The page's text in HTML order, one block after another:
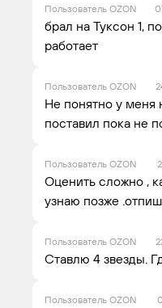
Пользователь OZON
брал на Туксон 1,
работает
Пользователь OZON
Не понятно у меня
поставил пока не
Пользователь OZON
Оценить сложно ,
узнаю позже
Пользователь OZON
Ставлю 4 звезды.
Пользователь OZON